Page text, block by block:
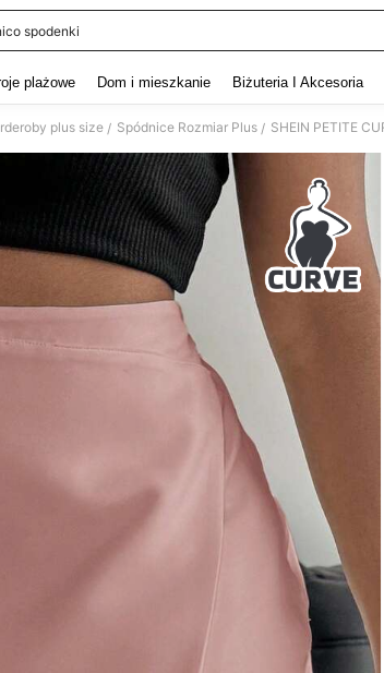
spodenki
plażowe Dom i mieszkanie Biżuteria I Akcesoria
plus size / Spódnice Rozmiar Plus /